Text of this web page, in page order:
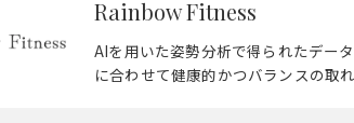
Rainbow Fitness
AIを用いた姿勢分析で得られたデー
に合わせて健康的かつバランスの取